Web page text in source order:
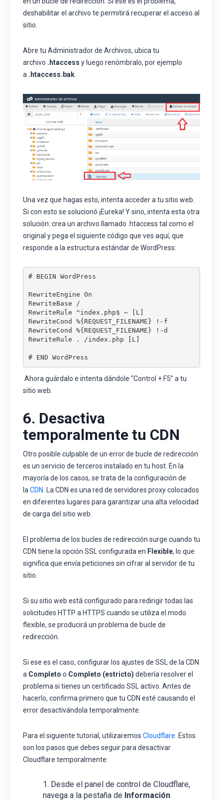
deshabilitar el archivo te permitirá recuperar el acceso al
sitio.
Abre tu Administrador de Archivos, ubica tu
archivo .htaccess y luego renómbralo, por ejemplo
a .htaccess.bak.
Una vez que hagas esto, intenta acceder a tu sitio web.
Si con esto se solucionó ¡Eureka! Y sino, intenta esta otra
solución: crea un archivo llamado .htaccess tal como el
original y pega el siguiente código que ves aquí, que
responde a la estructura estándar de WordPress:
RewriteEngine On
RewriteBase /
RewriteRule ^index.php$ – [L]
RewriteCond %{REQUEST_FILENAME} !-f
RewriteCond %{REQUEST_FILENAME} !-d
# END WordPress
Ahora guárdalo e intenta dándole “Control + F5” a tu
sitio web.
6. Desactiva
temporalmente tu CDN
Otro posible culpable de un error de bucle de redirección
es un servicio de terceros instalado en tu host. En la
mayoría de los casos, se trata de la configuración de
la CDN
. La CDN es una red de servidores proxy colocados
en diferentes lugares para garantizar una alta velocidad
de carga del sitio web.
El problema de los bucles de redirección surge cuando tu
CDN tiene la opción SSL configurada en Flexible, lo que
significa que envía peticiones sin cifrar al servidor de tu
sitio.
Si su sitio web está configurado para redirigir todas las
solicitudes HTTP a HTTPS cuando se utiliza el modo
flexible, se producirá un problema de bucle de
redirección.
Si ese es el caso, configurar los ajustes de SSL de la CDN
a Completo o Completo (estricto) debería resolver el
problema si tienes un certificado SSL activo. Antes de
hacerlo, confirma primero que tu CDN esté causando el
error desactivándola temporalmente.
Para el siguiente tutorial, utilizaremos Cloudflare . Estos
son los pasos que debes seguir para desactivar
Cloudflare temporalmente:
Desde el panel de control de Cloudflare,
navega a la pestaña de Información